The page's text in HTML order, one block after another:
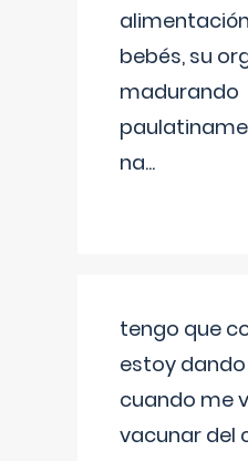
bebés, su
madurando
na...
tengo que
estoy
cuando me
vacunar del